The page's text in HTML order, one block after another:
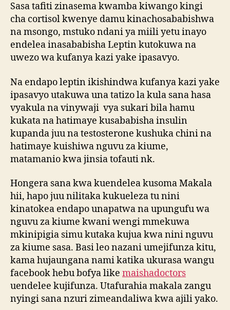
Sasa tafiti zinasema kwamba kiwango kingi
cha cortisol kwenye damu kinachosababishwa
na msongo, mstuko ndani ya miili yetu inayo
endelea inasababisha Leptin kutokuwa na
uwezo wa kufanya kazi yake ipasavyo.
Na endapo leptin ikishindwa kufanya kazi yake
ipasavyo utakuwa una tatizo la kula sana hasa
vyakula na vinywaji vya sukari bila hamu
kukata na hatimaye kusababisha insulin
kupanda juu na testosterone kushuka chini na
hatimaye kuishiwa nguvu za kiume,
matamanio kwa jinsia tofauti nk.
Hongera sana kwa kuendelea kusoma Makala
hii, hapo juu nilitaka kukueleza tu nini
kinatokea endapo unapatwa na upungufu wa
nguvu za kiume kwani wengi mmekuwa
mkinipigia simu kutaka kujua kwa nini nguvu
za kiume sasa. Basi leo nazani umejifunza kitu,
kama hujaungana nami katika ukurasa wangu
facebook hebu bofya like maishadoctors
uendelee kujifunza. Utafurahia makala zangu
nyingi sana nzuri zimeandaliwa kwa ajili yako.